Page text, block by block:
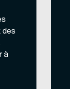
des
à